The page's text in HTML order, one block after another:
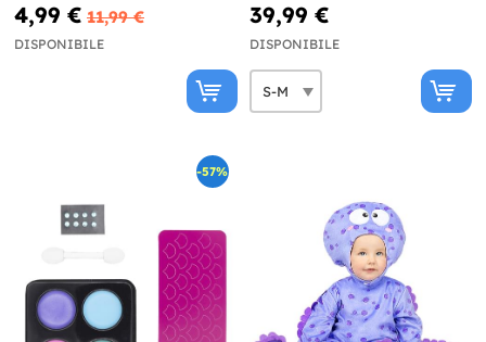
4,99 € 11,99 €
DISPONIBILE
39,99 €
DISPONIBILE
-57%